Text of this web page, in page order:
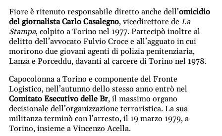
Fiore è ritenuto responsabile diretto anche dell’omicidio
del giornalista Carlo Casalegno, vicedirettore de La
Stampa, colpito a Torino nel 1977. Partecipò inoltre al
delitto dell’avvocato Fulvio Croce e all’agguato in cui
morirono due giovani agenti di polizia penitenziaria,
Lanza e Porceddu, davanti al carcere di Torino nel 1978.
Capocolonna a Torino e componente del Fronte
Logistico, nell’autunno dello stesso anno entrò nel
Comitato Esecutivo delle Br, il massimo organo
decisionale dell’organizzazione terroristica. La sua
militanza terminò con l’arresto, il 19 marzo 1979, a
Torino, insieme a Vincenzo Acella.